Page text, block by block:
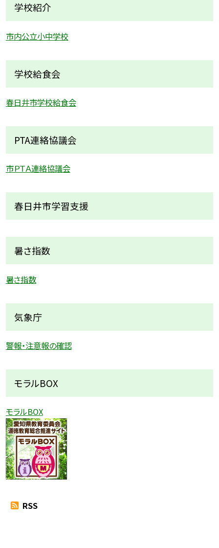
学校紹介
市内公立小中学校
学校給食会
春日井市学校給食会
PTA連絡協議会
市ＰＴＡ連絡協議会
春日井市学習支援
暑さ指数
暑さ指数
気象庁
警報・注意報の確認
モラルBOX
モラルBOX
RSS